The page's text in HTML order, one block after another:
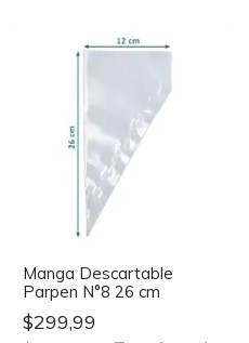
Manga Descartable
Parpen N°8 26 cm
$299,99